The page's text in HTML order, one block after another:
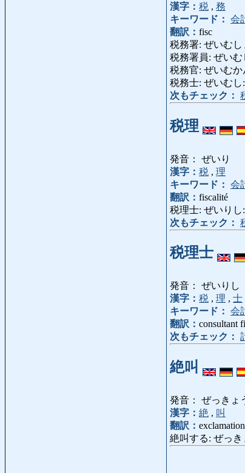
漢字： 税 , 務
キーワード： 会
翻訳： fisc
税務署: ぜいむし
税務署員: ぜいむ
税務官: ぜいむか
税務士: ぜいむし:
次もチェック：
税理
発音： ぜいり
漢字： 税 , 理
キーワード： 会
翻訳： fiscalité
税理士: ぜいりし:
次もチェック：
税理士
発音： ぜいりし
漢字： 税 , 理 , 士
キーワード： 会
翻訳： consultant
次もチェック：
絶叫
発音： ぜっきょ
漢字： 絶 , 叫
翻訳： exclamation
絶叫する: ぜっき